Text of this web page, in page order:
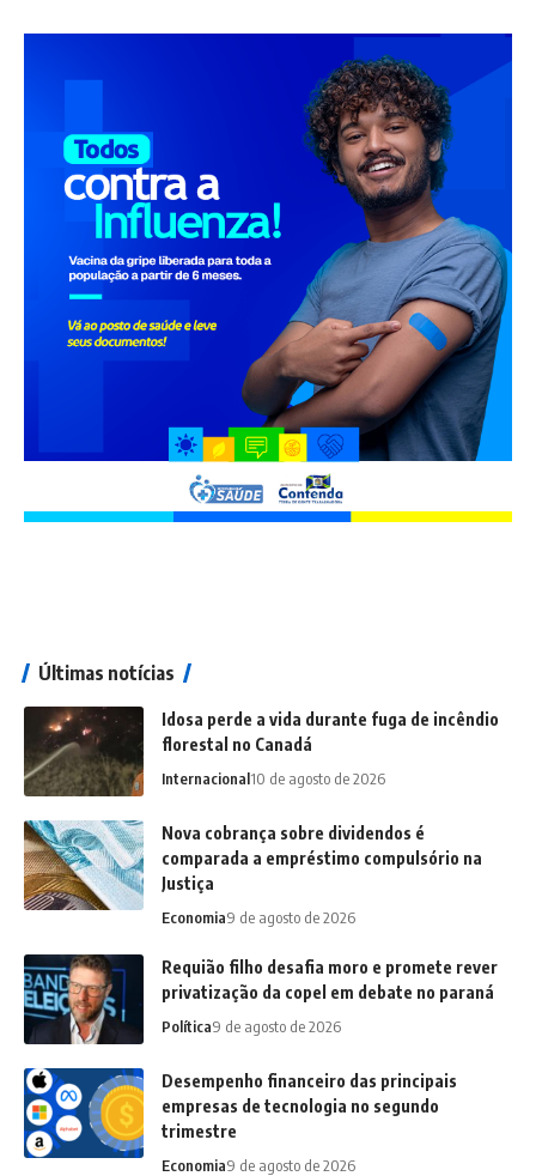
Últimas notícias
Idosa perde a vida durante fuga de incêndio
florestal no Canadá
Internacional10 de agosto de 2026
Nova cobrança sobre dividendos é
comparada a empréstimo compulsório na
Justiça
Economia9 de agosto de 2026
Requião filho desafia moro e promete rever
privatização da copel em debate no paraná
Política9 de agosto de 2026
Desempenho financeiro das principais
empresas de tecnologia no segundo
trimestre
Economia9 de agosto de 2026